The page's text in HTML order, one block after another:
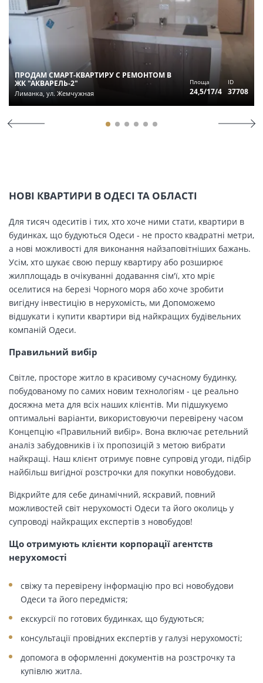
ПРОДАМ СМАРТ-КВАРТИРУ С РЕМОНТОМ В
ЖК "АКВАРЕЛЬ-2"
Лиманка, ул. Жемчужная
Площа
24,5/17/4
ID
37708
НОВІ КВАРТИРИ В ОДЕСІ ТА ОБЛАСТІ
Для тисяч одеситів і тих, хто хоче ними стати, квартири в
будинках, що будуються Одеси - не просто квадратні метри,
а нові можливості для виконання найзаповітніших бажань.
Усім, хто шукає свою першу квартиру або розширює
жилплощадь в очікуванні додавання сім'ї, хто мріє
оселитися на березі Чорного моря або хоче зробити
вигідну інвестицію в нерухомість, ми Допоможемо
відшукати і купити квартири від найкращих будівельних
компаній Одеси.
Правильний вибір
Світле, просторе житло в красивому сучасному будинку,
побудованому по самих новим технологіям - це реально
досяжна мета для всіх наших клієнтів. Ми підшукуємо
оптимальні варіанти, використовуючи перевірену часом
Концепцію «Правильний вибір». Вона включає ретельний
аналіз забудовників і їх пропозицій з метою вибрати
найкращі. Наш клієнт отримує повне супровід угоди, підбір
найбільш вигідної розстрочки для покупки новобудови.
Відкрийте для себе динамічний, яскравий, повний
можливостей світ нерухомості Одеси та його околиць у
супроводі найкращих експертів з новобудов!
Що отримують клієнти корпорації агентств
нерухомості
свіжу та перевірену інформацію про всі новобудови
Одеси та його передмістя;
екскурсії по готових будинках, що будуються;
консультації провідних експертів у галузі нерухомості;
допомога в оформленні документів на розстрочку та
купівлю житла.